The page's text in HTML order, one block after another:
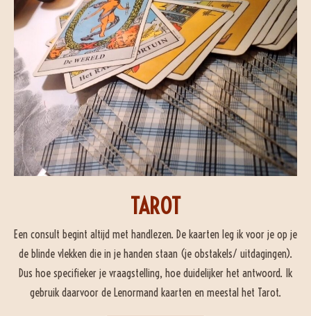
TAROT
Een consult begint altijd met handlezen. De kaarten leg ik voor je op je
de blinde vlekken die in je handen staan (je obstakels/ uitdagingen).
Dus hoe specifieker je vraagstelling, hoe duidelijker het antwoord. Ik
gebruik daarvoor de Lenormand kaarten en meestal het Tarot.